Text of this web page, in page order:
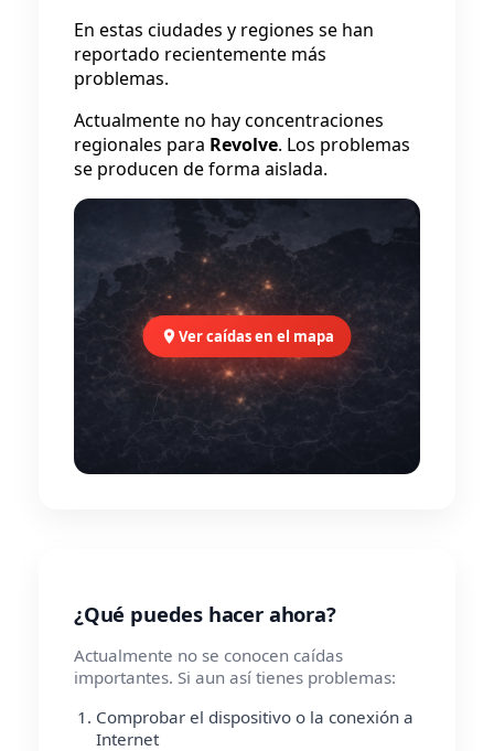
En estas ciudades y regiones se han
reportado recientemente más
problemas.
Actualmente no hay concentraciones
regionales para Revolve. Los problemas
se producen de forma aislada.
Ver caídas en el mapa
¿Qué puedes hacer ahora?
Actualmente no se conocen caídas
importantes. Si aun así tienes problemas:
Comprobar el dispositivo o la conexión a
Internet